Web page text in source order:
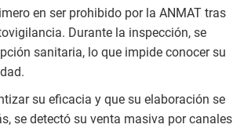
en ser prohibido por la ANMAT tras
Durante la inspección, se
sanitaria, lo que impide conocer su
su eficacia y que su elaboración se
se detectó su venta masiva por canales